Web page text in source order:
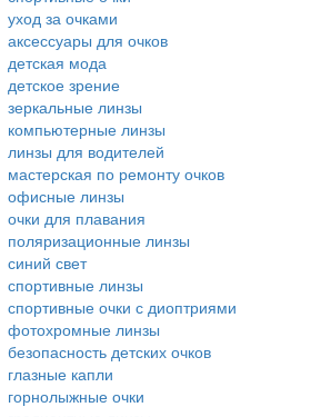
уход за очками
аксессуары для очков
детская мода
детское зрение
зеркальные линзы
компьютерные линзы
линзы для водителей
мастерская по ремонту очков
офисные линзы
очки для плавания
поляризационные линзы
синий свет
спортивные линзы
спортивные очки с диоптриями
фотохромные линзы
безопасность детских очков
глазные капли
горнолыжные очки